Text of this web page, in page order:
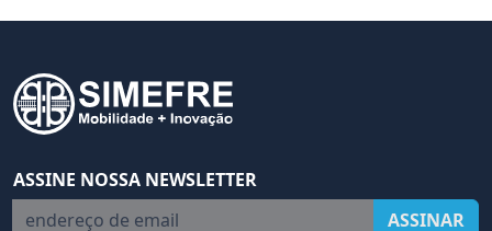
ASSINE NOSSA NEWSLETTER
endereço de email
ASSINAR